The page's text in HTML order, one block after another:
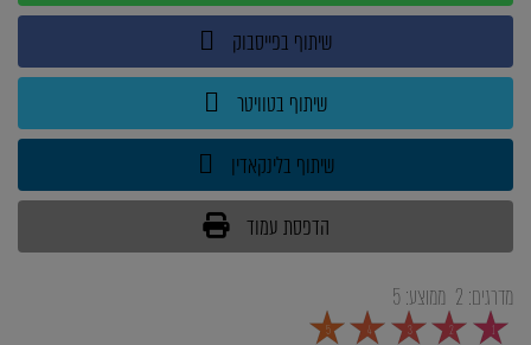
שיתוף בפייסבוק
שיתוף בטוויטר
שיתוף בלינקאדין
הדפסת עמוד
מדרגים: 2 ממוצע:5
1
2
3
4
5